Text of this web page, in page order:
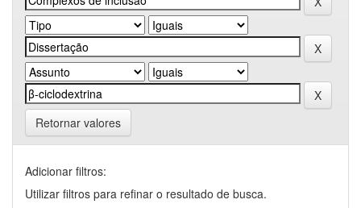
Retornar valores
Adicionar filtros:
Utilizar filtros para refinar o resultado de busca.